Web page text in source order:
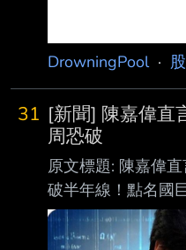
DrowningPool·
31 [新聞] 陳嘉偉直
周恐破
原文標題: 陳嘉偉
破半年線！點名國
https://udn.com/
from=udn-